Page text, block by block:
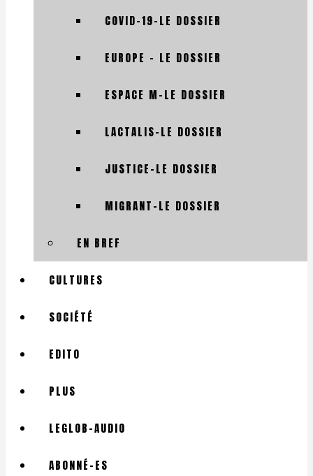
COVID-19-LE DOSSIER
EUROPE – LE DOSSIER
ESPACE M-LE DOSSIER
LACTALIS-LE DOSSIER
JUSTICE-LE DOSSIER
MIGRANT-LE DOSSIER
EN BREF
CULTURES
SOCIÉTÉ
EDITO
PLUS
LEGLOB-AUDIO
ABONNÉ-ES